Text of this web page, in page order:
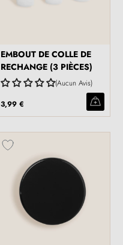
EMBOUT DE COLLE DE
RECHANGE (3 PIÈCES)
Aucun Avis
3,99 €